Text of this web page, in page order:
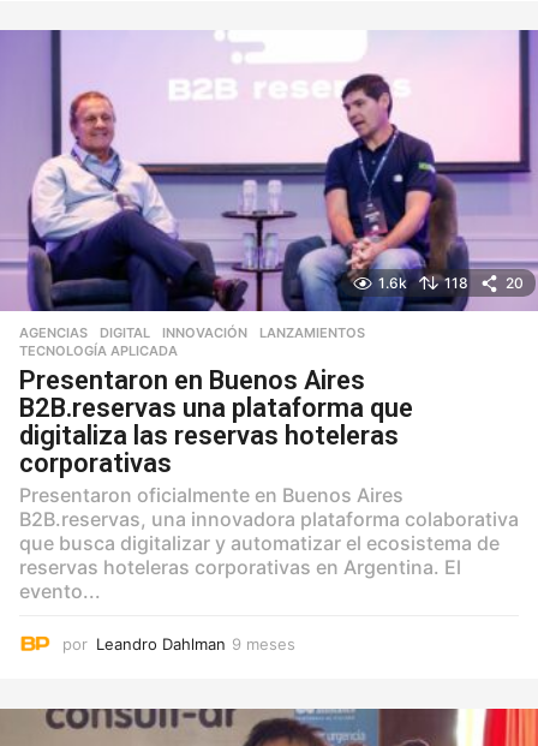
s
1.6k 118 20
AGENCIAS ,DIGITAL ,INNOVACIÓN ,LANZAMIENTOS
TECNOLOGÍA APLICADA
Presentaron en Buenos Aires
B2B.reservas una plataforma que
digitaliza las reservas hoteleras
corporativas
Presentaron oficialmente en Buenos Aires
B2B.reservas, una innovadora plataforma colaborativa
que busca digitalizar y automatizar el ecosistema de
reservas hoteleras corporativas en Argentina. El
evento...
por Leandro Dahlman 9 meses
s
e